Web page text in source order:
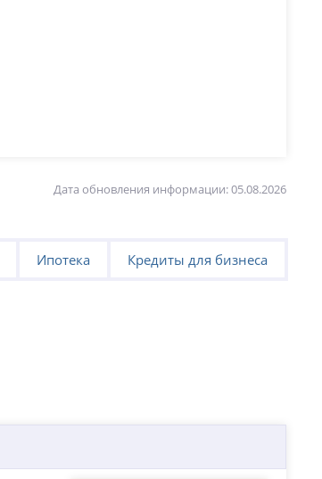
Дата обновления информации: 05.08.2026
Ипотека Кредиты для бизнеса